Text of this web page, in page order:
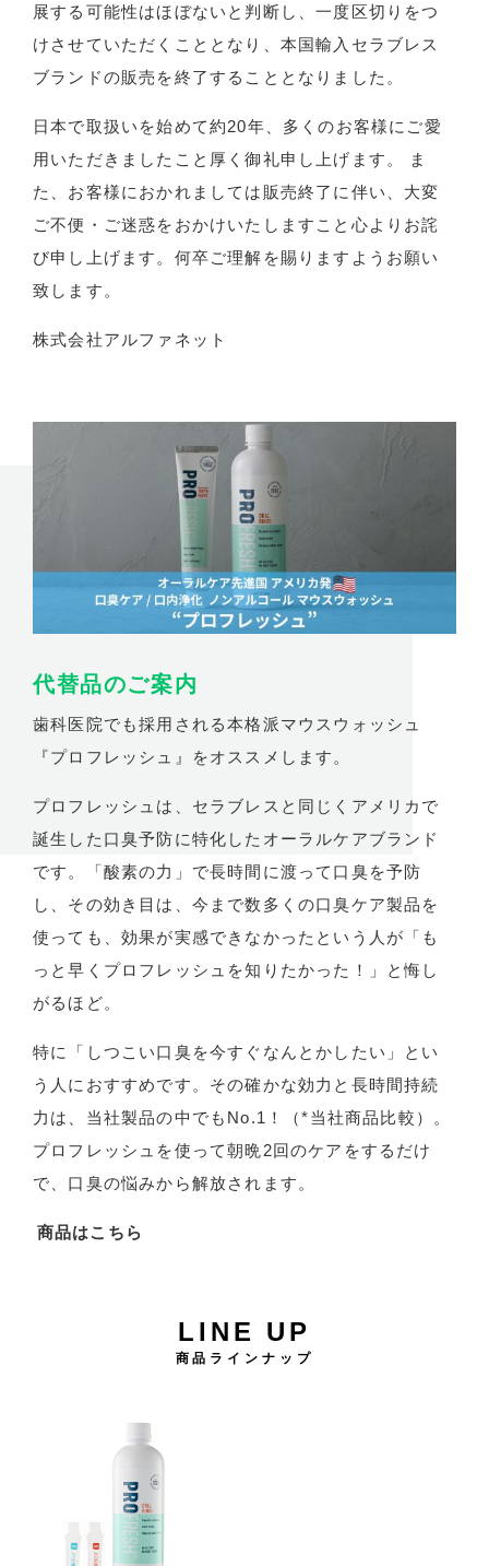
展する可能性はほぼないと判断し、一度区切りをつ
けさせていただくこととなり、本国輸入セラブレス
ブランドの販売を終了することとなりました。
日本で取扱いを始めて約20年、多くのお客様にご愛
用いただきましたこと厚く御礼申し上げます。 ま
た、お客様におかれましては販売終了に伴い、大変
ご不便・ご迷惑をおかけいたしますこと心よりお詫
び申し上げます。何卒ご理解を賜りますようお願い
致します。
株式会社アルファネット
代替品のご案内
歯科医院でも採用される本格派マウスウォッシュ
『プロフレッシュ』をオススメします。
プロフレッシュは、セラブレスと同じくアメリカで
誕生した口臭予防に特化したオーラルケアブランド
です。「酸素の力」で長時間に渡って口臭を予防
し、その効き目は、今まで数多くの口臭ケア製品を
使っても、効果が実感できなかったという人が「も
っと早くプロフレッシュを知りたかった！」と悔し
がるほど。
特に「しつこい口臭を今すぐなんとかしたい」とい
う人におすすめです。その確かな効力と長時間持続
力は、当社製品の中でもNo.1！（*当社商品比較）。
プロフレッシュを使って朝晩2回のケアをするだけ
で、口臭の悩みから解放されます。
商品はこちら
LINE UP
商品ラインナップ